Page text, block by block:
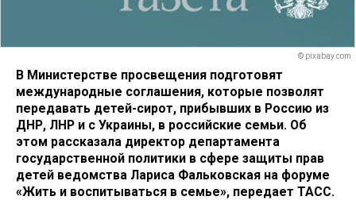
© pixabay.com
В Министерстве просвещения подготовят
международные соглашения, которые позволят
передавать детей-сирот, прибывших в Россию из
ДНР, ЛНР и с Украины, в российские семьи. Об
этом рассказала директор департамента
государственной политики в сфере защиты прав
детей ведомства Лариса Фальковская на форуме
«Жить и воспитываться в семье», передает ТАСС.